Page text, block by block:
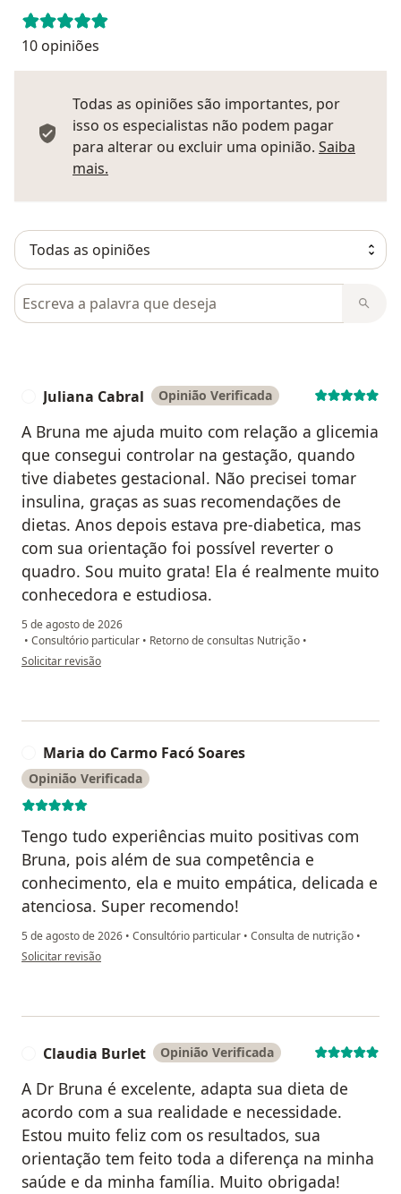
10 opiniões
Todas as opiniões são importantes, por
isso os especialistas não podem pagar
para alterar ou excluir uma opinião. Saiba
mais.
Pesquisar em opiniões
Juliana Cabral Opinião Verificada
A Bruna me ajuda muito com relação a glicemia
que consegui controlar na gestação, quando
tive diabetes gestacional. Não precisei tomar
insulina, graças as suas recomendações de
dietas. Anos depois estava pre-diabetica, mas
com sua orientação foi possível reverter o
quadro. Sou muito grata! Ela é realmente muito
conhecedora e estudiosa.
5 de agosto de 2026
• Consultório particular • Retorno de consultas Nutrição •
na opinião do utilizador Juliana Cabral
Solicitar revisão
Maria do Carmo Facó Soares
Opinião Verificada
Tengo tudo experiências muito positivas com
Bruna, pois além de sua competência e
conhecimento, ela e muito empática, delicada e
atenciosa. Super recomendo!
5 de agosto de 2026 • Consultório particular • Consulta de nutrição •
na opinião do utilizador Maria do Carmo Facó Soares
Solicitar revisão
Claudia Burlet Opinião Verificada
A Dr Bruna é excelente, adapta sua dieta de
acordo com a sua realidade e necessidade.
Estou muito feliz com os resultados, sua
orientação tem feito toda a diferença na minha
saúde e da minha família. Muito obrigada!